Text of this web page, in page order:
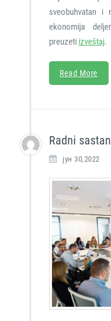
sveobuhvatan i
ekonomija
preuzeti izveštaj.
Read More
Radni
јун 30,2022